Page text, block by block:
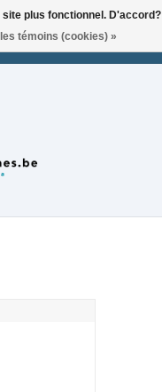
0 Articles - €0,00
plus fonctionnel. D'accord?
témoins (cookies) »